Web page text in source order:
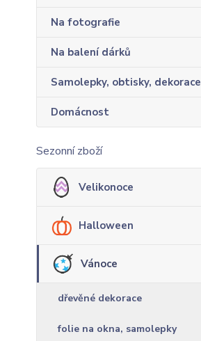
Na fotografie
Na balení dárků
Samolepky, obtisky, dekorace
Domácnost
Sezonní zboží
Velikonoce
Halloween
Vánoce
dřevěné dekorace
folie na okna, samolepky